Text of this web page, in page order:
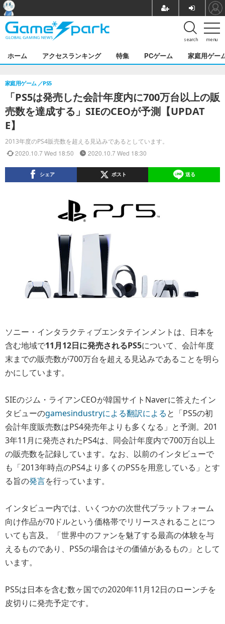
menu
search
ホーム アクセスランキング 特集 PCゲーム 家庭用ゲー
「PS5は発売した会計年度内に700万台以上の販
売数を達成する」SIEのCEOが予測【UPDAT
E】
2013年度のPS4販売数を超える見込みであるとしています。
家庭用ゲーム PS5
2020.10.7 Wed 18:50 2020.10.7 Wed 18:30
シェア ポスト 送る
ソニー・インタラクティブエンタテインメントは、日本を
含む地域で11月12日に発売されるPS5について、会計年度
末までの販売数が700万台を超える見込みであることを明ら
かにしています。
SIEのジム・ライアンCEOが韓国サイトNaverに答えたイン
タビューのgamesindustryによる翻訳によると「PS5の初
会計年度販売数はPS4発売年よりも多くなる」と予測。201
3年11月に発売されたPS4は、同会計年度内で700万台以上
の販売数を記録しています。なお、以前のインタビューで
も「2013年時点のPS4より多くのPS5を用意している」とす
る旨の発言を行っています。
インタビュー内では、いくつかの次世代プラットフォーム
向け作品が70ドルという価格帯でリリースされることにつ
いても言及。「世界中のファンを魅了する最高の体験を与
えるものであり、PS5の場合はその価値があるもの」として
います。
PS5は日本を含む数ヶ国での2020年11月12日のローンチを
皮切りに発売予定です。